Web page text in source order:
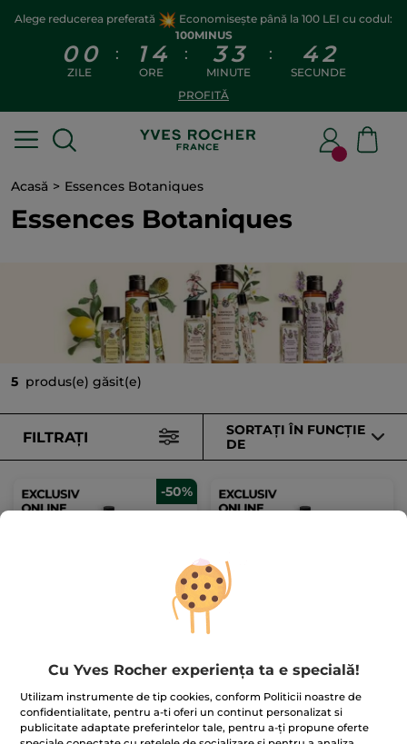
Alege reducerea preferată
Economisește până la 100 LEI cu codul:
100MINUS
0 0
ZILE
: 1 4
ORE
: 33
MINUTE
: 4 2
SECUNDE
PROFITĂ
Acasă Essences Botaniques
Essences Botaniques
5 produs(e) găsit(e)
FILTRAȚI
SORTAȚI ÎN FUNCȚIE
DE
-50%
(179)
545.00 Lei / 100ml
54.50 Lei 109.00 Lei
(169)
10.900.00 Lei / 1l
109.00 Lei
Cu Yves Rocher experiența ta e specială!
Utilizam instrumente de tip cookies, conform Politicii noastre de
confidentialitate, pentru a-ti oferi un continut personalizat si
publicitate adaptate preferintelor tale, pentru a-ți propune oferte